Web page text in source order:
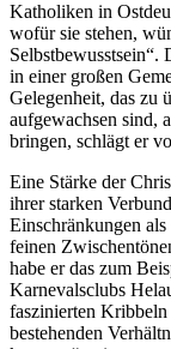
Katholiken in
wofür sie stehen,
Selbstbewusstsein“.
in einer großen
Gelegenheit, das zu
aufgewachsen sind,
bringen, schlägt er
Eine Stärke der
ihrer starken
Einschränkungen
feinen
habe er das zum
Karnevalsclubs
faszinierten
bestehenden